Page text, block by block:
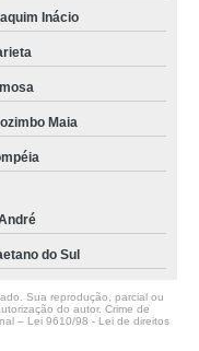
Inácio
Maia
do Sul
Sua reprodução, parcial ou
do autor. Crime de
– Lei 9610/98 - Lei de direitos